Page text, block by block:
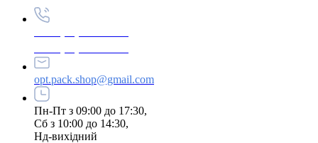
opt.pack.shop@gmail.com
Пн-Пт з 09:00 до 17:30,
Сб з 10:00 до 14:30,
Нд-вихідний